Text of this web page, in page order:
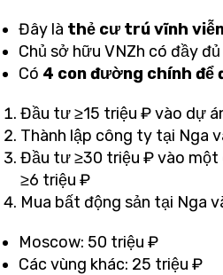
Đây là thẻ cư trú vĩnh
Chủ sở hữu VNZh có đầy
Có 4 con đường chính để
Đầu tư ≥15 triệu ₽ vào dự
Thành lập công ty tại Nga
Đầu tư ≥30 triệu ₽ vào một
≥6 triệu ₽
Mua bất động sản tại Nga
Moscow: 50 triệu ₽
Các vùng khác: 25 triệu ₽